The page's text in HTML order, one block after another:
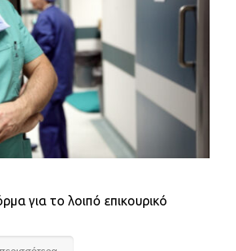
για το λοιπό επικουρικό